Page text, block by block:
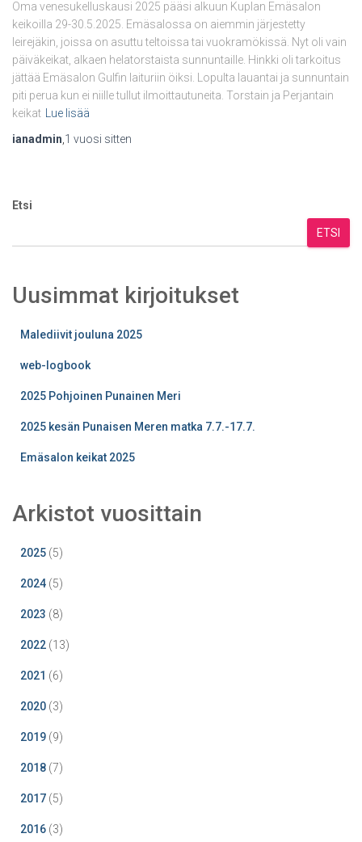
Oma venesukelluskausi 2025 pääsi alkuun Kuplan Emäsalon
keikoilla 29-30.5.2025. Emäsalossa on aiemmin järjestetty
leirejäkin, joissa on asuttu teltoissa tai vuokramökissä. Nyt oli vain
päiväkeikat, alkaen helatorstaista sunnuntaille. Hinkki oli tarkoitus
jättää Emäsalon Gulfin laituriin öiksi. Lopulta lauantai ja sunnuntain
piti perua kun ei niille tullut ilmoittautuneita. Torstain ja Perjantain
keikat
Lue lisää
ianadmin 1 vuosi sitten
Etsi
ETSI
Uusimmat kirjoitukset
Malediivit jouluna 2025
web-logbook
2025 Pohjoinen Punainen Meri
2025 kesän Punaisen Meren matka 7.7.-17.7.
Emäsalon keikat 2025
Arkistot vuosittain
2025 (5)
2024 (5)
2023 (8)
2022 (13)
2021 (6)
2020 (3)
2019 (9)
2018 (7)
2017 (5)
2016 (3)